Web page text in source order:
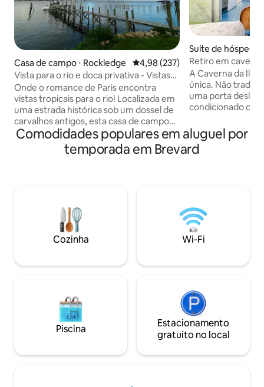
Casa de campo ⋅ Rockledge 4,98 de uma avaliação média de
4,98 (237)
Vista para o rio e doca privativa - Vistas
para o Rocket Launch
Onde o romance de Paris encontra
vistas tropicais para o rio! Localizada em
uma estrada histórica sob um dossel de
carvalhos antigos, esta casa de campo
oferece um refúgio tranquilo. Lance
uma linha para um dia de pesca, assista a
lançamentos emocionantes de foguetes
relaxar. No interior, desfrute do charme
vintage com uma romântica suíte King
de inspiração francesa, a uma curta
viagem de carro de Cocoa Beach e das
Suíte de
Island
Retiro em
A Caverna da
única. Não
uma porta deslizante A unidade
condicionado de
com limitações espaço pequeno cama
queen size Unidade privada na parte de
trás de uma casa
Localização
Beach, a 1,5
perto de
estradas
Comodidades populares em aluguel por
temporada em Brevard
Cozinha Wi-Fi
Piscina
Estacionamento
gratuito no local